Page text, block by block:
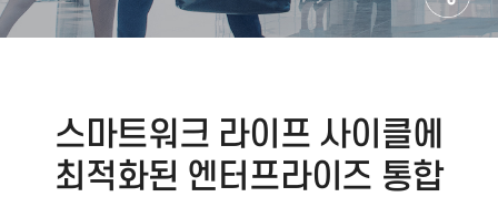
스마트워크 라이프 사이클에
최적화된 엔터프라이즈 통합